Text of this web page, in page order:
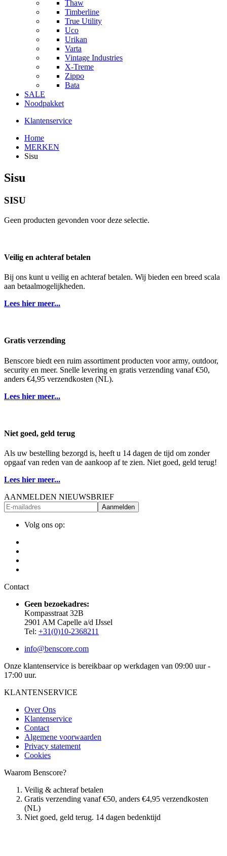
Thaw
Timberline
True Utility
Uco
Urikan
Varta
Vintage Industries
X-Treme
Zippo
Bata
SALE
Noodpakket
Klantenservice
Home
MERKEN
Sisu
Sisu
SISU
Geen producten gevonden voor deze selectie.
Veilig en achteraf betalen
Bij ons kunt u veilig en achteraf betalen. Wij bieden een breed scala
aan betaalmogelijkheden.
Lees hier meer...
Gratis verzending
Benscore biedt een ruim assortiment producten voor army, outdoor,
security en meer. Snelle levering en gratis verzending vanaf €50,
anders €4,95 verzendkosten (NL).
Lees hier meer...
Niet goed, geld terug
Als uw bestelling bezorgd is, heeft u 14 dagen de tijd om zonder
opgaaf van reden van de aankoop af te zien. Niet goed, geld terug!
Lees hier meer...
AANMELDEN NIEUWSBRIEF
Aanmelden
Volg ons op:
Contact
Geen bezoekadres:
Kompasstraat 32B
2901 AM Capelle a/d IJssel
Tel: +31(0)10-2368211
info@benscore.com
Onze klantenservice is bereikbaar op werkdagen van 09:00 uur -
17:00 uur.
KLANTENSERVICE
Over Ons
Klantenservice
Contact
Algemene voorwaarden
Privacy statement
Cookies
Waarom Benscore?
Veilig & achteraf betalen
Gratis verzending vanaf €50, anders €4,95 verzendkosten
(NL)
Niet goed, geld terug. 14 dagen bedenktijd